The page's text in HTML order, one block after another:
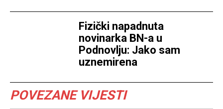
Fizički napadnuta
novinarka BN-a u
Podnovlju: Jako sam
uznemirena
POVEZANE VIJESTI